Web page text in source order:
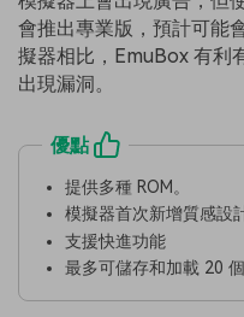
會推出專業版，預計可能
擬器相比，EmuBox 有利
出現漏洞。
優點
提供多種 ROM。
模擬器首次新增質感設
支援快進功能
最多可儲存和加載 20 個